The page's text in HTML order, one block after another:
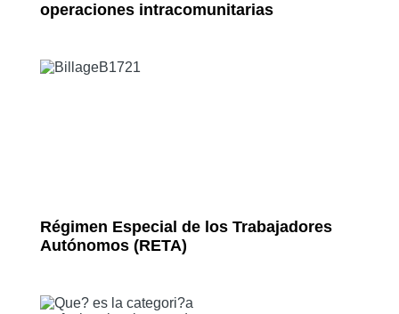
operaciones intracomunitarias
Régimen Especial de los Trabajadores
Autónomos (RETA)